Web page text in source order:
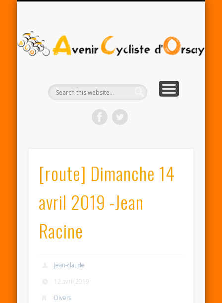
[route] Dimanche 14
avril 2019 -Jean
Racine
Jean-claude
12 avril 2019
Divers